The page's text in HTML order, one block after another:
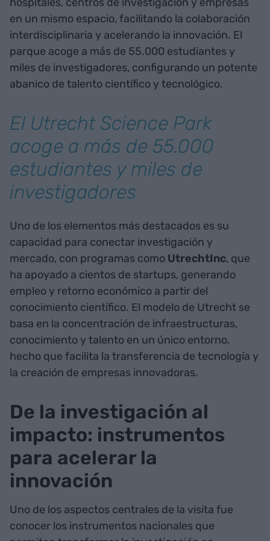
en un mismo espacio, facilitando la colaboración
interdisciplinaria y acelerando la innovación. El
parque acoge a más de 55.000 estudiantes y
miles de investigadores, configurando un potente
abanico de talento científico y tecnológico.
El Utrecht Science Park
acoge a más de 55.000
estudiantes y miles de
investigadores
Uno de los elementos más destacados es su
capacidad para conectar investigación y
mercado, con programas como UtrechtInc, que
ha apoyado a cientos de startups, generando
empleo y retorno económico a partir del
conocimiento científico. El modelo de Utrecht se
basa en la concentración de infraestructuras,
conocimiento y talento en un único entorno,
hecho que facilita la transferencia de tecnología y
la creación de empresas innovadoras.
De la investigación al
impacto: instrumentos
para acelerar la
innovación
Uno de los aspectos centrales de la visita fue
conocer los instrumentos nacionales que